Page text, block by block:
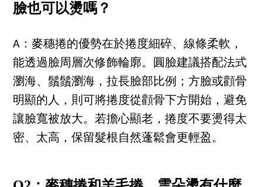
臉也可以燙嗎？
A：麥穗捲的優勢在於捲度細碎、線條柔軟，
能透過臉周層次修飾輪廓。圓臉建議搭配法式
瀏海、鬚鬚瀏海，拉長臉部比例；方臉或顴骨
明顯的人，則可將捲度從顴骨下方開始，避免
讓臉寬被放大。若擔心顯老，捲度不要燙得太
密、太高，保留髮根自然蓬鬆會更輕盈。